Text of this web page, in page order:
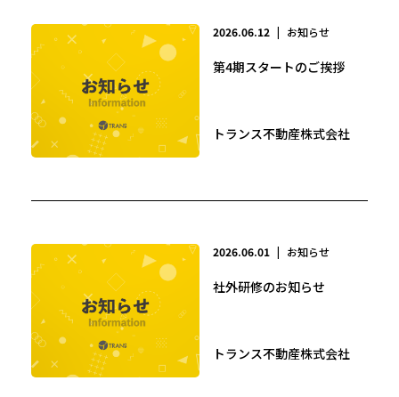
2026.06.12 | お知らせ
第4期スタートのご挨拶
トランス不動産株式会社
2026.06.01 | お知らせ
社外研修のお知らせ
トランス不動産株式会社